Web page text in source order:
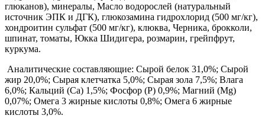
глюканов), минералы, Масло водорослей (натуральный
источник ЭПК и ДГК), глюкозамина гидрохлорид (500 мг/кг),
хондроитин сульфат (500 мг/кг), клюква, Черника, брокколи,
шпинат, томаты, Юкка Шидигера, розмарин, грейпфрут,
куркума.
Аналитические составляющие: Сырой белок 31,0%; Сырой
жир 20,0%; Сырая клетчатка 5,0%; Сырая зола 7,5%; Влага
6,0%; Кальций (Са) 1,5%; Фосфор (P) 0,9%; Магний (Mg)
0,07%; Омега 3 жирные кислоты 0,8%; Омега 6 жирные
кислоты 3,0%.